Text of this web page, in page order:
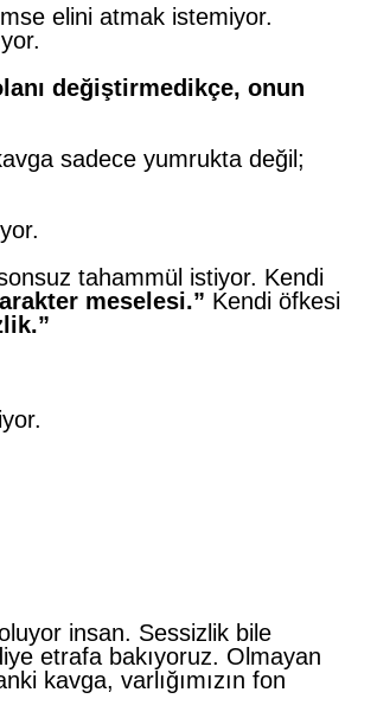
elini atmak istemiyor.
değiştirmedikçe, onun
sadece yumrukta değil;
tahammül istiyor. Kendi
meselesi.” Kendi öfkesi
insan. Sessizlik bile
etrafa bakıyoruz. Olmayan
kavga, varlığımızın fon